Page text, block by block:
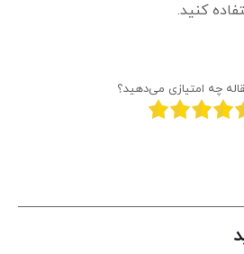
کنید.
چه امتیازی می‌دهید؟